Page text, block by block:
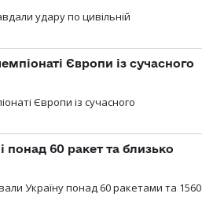
удару по цивільній
Європи із сучасного
Європи із сучасного
понад 60 ракет та близько
Україну понад 60 ракетами та 1560